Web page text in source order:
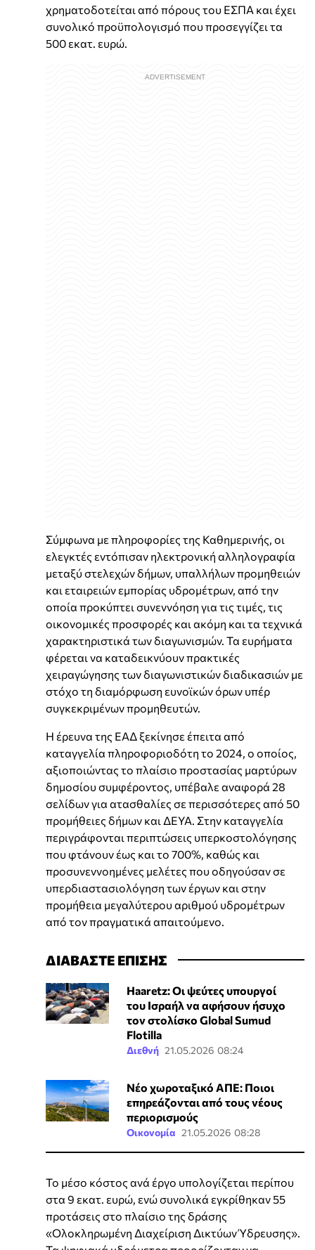
χρηματοδοτείται από πόρους του ΕΣΠΑ και έχει
συνολικό προϋπολογισμό που προσεγγίζει τα
500 εκατ. ευρώ.
Σύμφωνα με πληροφορίες της Καθημερινής, οι
ελεγκτές εντόπισαν ηλεκτρονική αλληλογραφία
μεταξύ στελεχών δήμων, υπαλλήλων προμηθειών
και εταιρειών εμπορίας υδρομέτρων, από την
οποία προκύπτει συνεννόηση για τις τιμές, τις
οικονομικές προσφορές και ακόμη και τα τεχνικά
χαρακτηριστικά των διαγωνισμών. Τα ευρήματα
φέρεται να καταδεικνύουν πρακτικές
χειραγώγησης των διαγωνιστικών διαδικασιών με
στόχο τη διαμόρφωση ευνοϊκών όρων υπέρ
συγκεκριμένων προμηθευτών.
Η έρευνα της ΕΑΔ ξεκίνησε έπειτα από
καταγγελία πληροφοριοδότη το 2024, ο οποίος,
αξιοποιώντας το πλαίσιο προστασίας μαρτύρων
δημοσίου συμφέροντος, υπέβαλε αναφορά 28
σελίδων για ατασθαλίες σε περισσότερες από 50
προμήθειες δήμων και ΔΕΥΑ. Στην καταγγελία
περιγράφονται περιπτώσεις υπερκοστολόγησης
που φτάνουν έως και το 700%, καθώς και
προσυνεννοημένες μελέτες που οδηγούσαν σε
υπερδιαστασιολόγηση των έργων και στην
προμήθεια μεγαλύτερου αριθμού υδρομέτρων
από τον πραγματικά απαιτούμενο.
ΔΙΑΒΑΣΤΕ ΕΠΙΣΗΣ
Haaretz: Οι ψεύτες υπουργοί
του Ισραήλ να αφήσουν ήσυχο
τον στολίσκο Global Sumud
Flotilla
Διεθνή 21.05.2026 08:24
Νέο χωροταξικό ΑΠΕ: Ποιοι
επηρεάζονται από τους νέους
περιορισμούς
Οικονομία 21.05.2026 08:28
Το μέσο κόστος ανά έργο υπολογίζεται περίπου
στα 9 εκατ. ευρώ, ενώ συνολικά εγκρίθηκαν 55
προτάσεις στο πλαίσιο της δράσης
«Ολοκληρωμένη Διαχείριση Δικτύων Ύδρευσης».